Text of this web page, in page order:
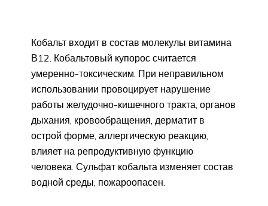
Кобальт входит в состав молекулы витамина
В12. Кобальтовый купорос считается
умеренно-токсическим. При неправильном
использовании провоцирует нарушение
работы желудочно-кишечного тракта, органов
дыхания, кровообращения, дерматит в
острой форме, аллергическую реакцию,
влияет на репродуктивную функцию
человека. Сульфат кобальта изменяет состав
водной среды, пожароопасен.